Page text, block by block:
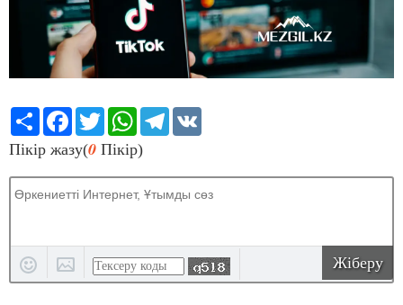
Share Facebook
TwitterWhatsApp
Telegram
Пікір жазу(0 Пікір)
Жіберу